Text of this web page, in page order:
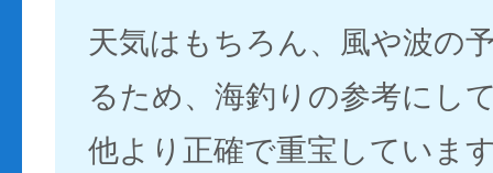
天気はもちろん、風や波の
るため、海釣りの参考にし
他より正確で重宝していま